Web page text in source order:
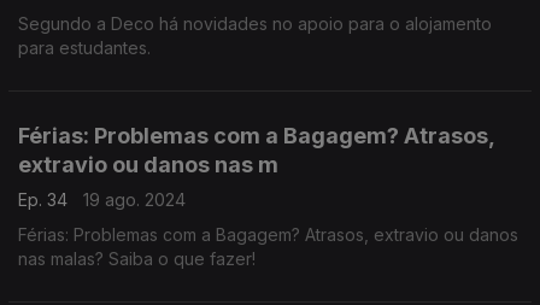
Segundo a Deco há novidades no apoio para o alojamento
para estudantes.
Férias: Problemas com a Bagagem? Atrasos,
extravio ou danos nas m
Ep. 34
19 ago. 2024
Férias: Problemas com a Bagagem? Atrasos, extravio ou danos
nas malas? Saiba o que fazer!